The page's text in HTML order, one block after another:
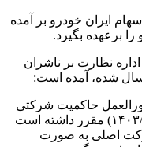
ایران خودرو بر آمده
برعهده بگیرد.
نظارت بر ناشران
شده، آمده است:
که مستحضرید ماده ۲۸ دستورالعمل حاکمیت شرکتی
ابلاغیه شماره ۱۲۲/۱۶۳۲۱۳ مورخ ۱۴۰۳/۰۸/۰۵) مقرر داشته است
اصلی به صورت